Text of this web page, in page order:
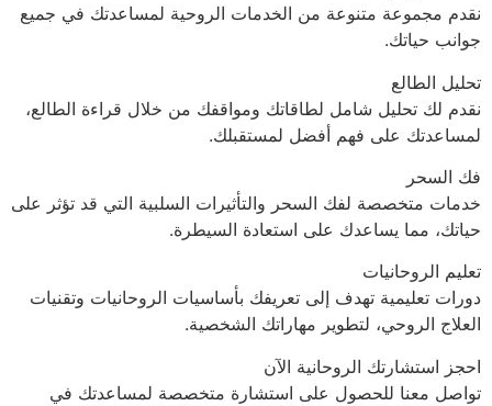
نقدم مجموعة متنوعة من الخدمات الروحية لمساعدتك في جميع
جوانب حياتك.
تحليل الطالع
نقدم لك تحليل شامل لطاقاتك ومواقفك من خلال قراءة الطالع،
لمساعدتك على فهم أفضل لمستقبلك.
فك السحر
خدمات متخصصة لفك السحر والتأثيرات السلبية التي قد تؤثر على
حياتك، مما يساعدك على استعادة السيطرة.
تعليم الروحانيات
دورات تعليمية تهدف إلى تعريفك بأساسيات الروحانيات وتقنيات
العلاج الروحي، لتطوير مهاراتك الشخصية.
احجز استشارتك الروحانية الآن
تواصل معنا للحصول على استشارة متخصصة لمساعدتك في